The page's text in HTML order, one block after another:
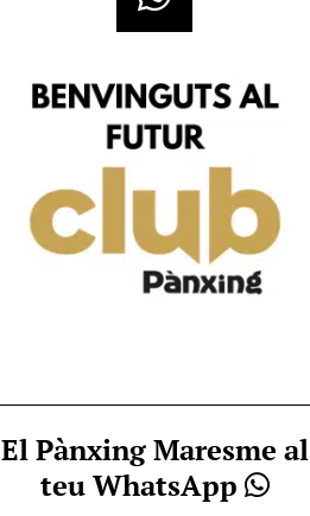
El Pànxing Maresme al
teu WhatsApp